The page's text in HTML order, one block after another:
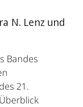
N. Lenz und
Bandes
21.